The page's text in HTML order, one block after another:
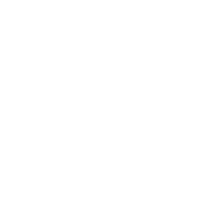
la Organización Médica
existentes, cuándo
siguientes años. El
que se ofrecen
pero la situación se ha